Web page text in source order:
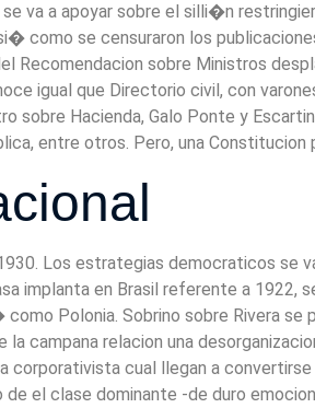
va a apoyar sobre el silli�n
como se censuraron los
Recomendacion sobre Ministros
igual que Directorio civil, con
sobre Hacienda, Galo Ponte y
entre otros. Pero, una Constitucion
Los estrategias democraticos se
implanta en Brasil referente a
Polonia. Sobrino sobre Rivera se
campana relacion una
corporativista cual llegan a
el clase dominante -de duro